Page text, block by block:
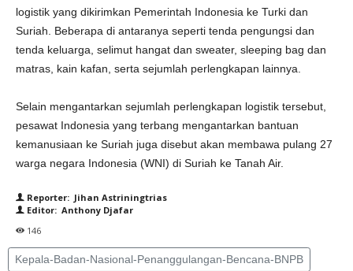
logistik yang dikirimkan Pemerintah Indonesia ke Turki dan
Suriah. Beberapa di antaranya seperti tenda pengungsi dan
tenda keluarga, selimut hangat dan sweater, sleeping bag dan
matras, kain kafan, serta sejumlah perlengkapan lainnya.
Selain mengantarkan sejumlah perlengkapan logistik tersebut,
pesawat Indonesia yang terbang mengantarkan bantuan
kemanusiaan ke Suriah juga disebut akan membawa pulang 27
warga negara Indonesia (WNI) di Suriah ke Tanah Air.
Reporter: Jihan Astriningtrias
Editor: Anthony Djafar
146
Kepala-Badan-Nasional-Penanggulangan-Bencana-BNPB